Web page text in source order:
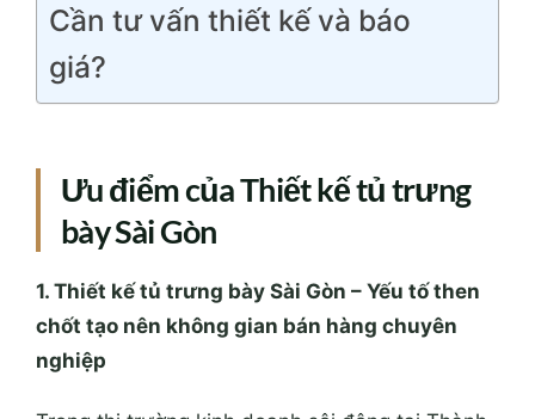
Cần tư vấn thiết kế và báo
giá?
Ưu điểm của Thiết kế tủ trưng
bày Sài Gòn
1. Thiết kế tủ trưng bày Sài Gòn – Yếu tố then
chốt tạo nên không gian bán hàng chuyên
nghiệp